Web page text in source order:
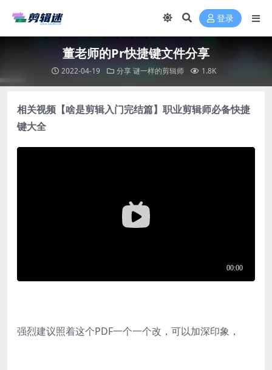
登录
董老师的Pr快捷键文件分享
2022-04-19 分享 谜一样的剪辑师 1.8K
相关视频【啥是剪辑入门完结篇】职业剪辑师必备快捷
键大全
强烈建议照着这个PDF一个一个改，可以加深印象，